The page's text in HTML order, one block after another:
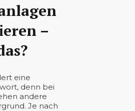
–
eine
denn bei
andere
Je nach